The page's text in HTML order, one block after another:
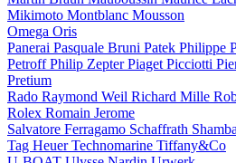
Mikimoto Montblanc Mousson
Omega Oris
Panerai Pasquale Bruni Patek Philippe
PetroffPhilip ZepterPiaget Picciotti
Pretium
Rado Raymond Weil Richard Mille
Rolex Romain Jerome
Salvatore Ferragamo Schaffrath
Tag HeuerTechnomarine Tiffany&Co